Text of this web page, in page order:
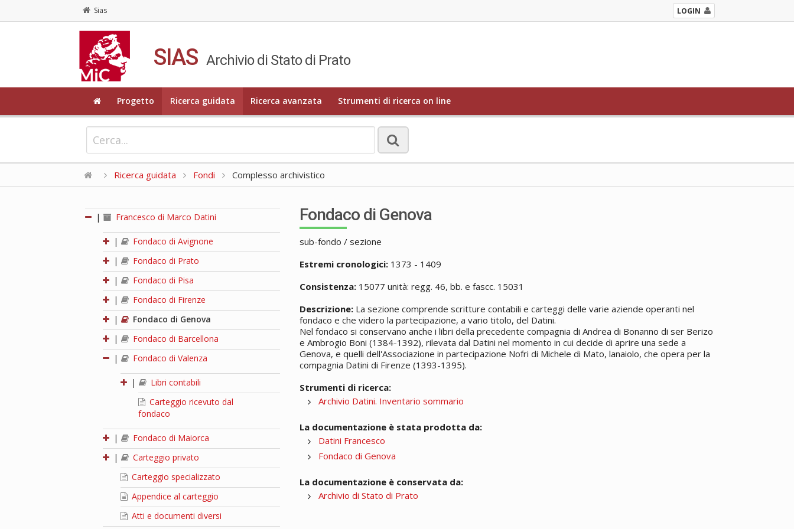
Sias LOGIN
SIAS Archivio di Stato di Prato
Progetto Ricerca guidata Ricerca avanzata Strumenti di ricerca on line
Ricerca guidata Fondi Complesso archivistico
| Francesco di Marco Datini
|
Fondaco di Avignone
|
Fondaco di Prato
|
Fondaco di Pisa
|
Fondaco di Firenze
|
Fondaco di Genova
|
Fondaco di Barcellona
|
Fondaco di Valenza
|
Libri contabili
Carteggio ricevuto dal
fondaco
|
Fondaco di Maiorca
|
Carteggio privato
Carteggio specializzato
Appendice al carteggio
Atti e documenti diversi
Fondaco di Genova
sub-fondo / sezione
Estremi cronologici: 1373 - 1409
Consistenza: 15077 unità: regg. 46, bb. e fascc. 15031
Descrizione: La sezione comprende scritture contabili e carteggi delle varie aziende operanti nel
fondaco e che videro la partecipazione, a vario titolo, del Datini.
Nel fondaco si conservano anche i libri della precedente compagnia di Andrea di Bonanno di ser Berizo
e Ambrogio Boni (1384-1392), rilevata dal Datini nel momento in cui decide di aprire una sede a
Genova, e quelli dell'Associazione in partecipazione Nofri di Michele di Mato, lanaiolo, che opera per la
compagnia Datini di Firenze (1393-1395).
Strumenti di ricerca:
Archivio Datini. Inventario sommario
La documentazione è stata prodotta da:
Datini Francesco
Fondaco di Genova
La documentazione è conservata da:
Archivio di Stato di Prato